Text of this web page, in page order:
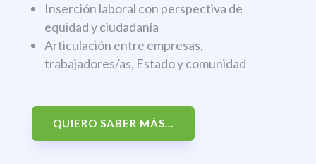
Inserción laboral con perspectiva de
equidad y ciudadanía
Articulación entre empresas,
trabajadores/as, Estado y comunidad
QUIERO SABER MÁS...